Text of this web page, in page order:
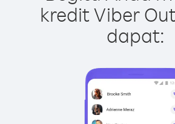
kredit Viber
dapat: